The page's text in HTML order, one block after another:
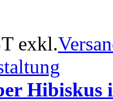
exkl.
Hibiskus